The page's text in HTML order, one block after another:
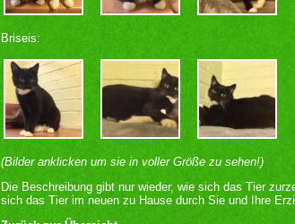
Briseis:
(Bilder anklicken um sie in voller Größe zu sehen!)
Die Beschreibung gibt nur wieder, wie sich das Tier
sich das Tier im neuen zu Hause durch Sie und Ihre